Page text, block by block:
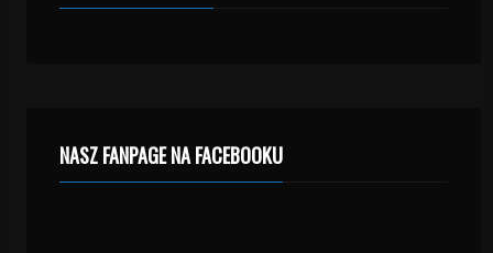
NASZ FANPAGE NA FACEBOOKU